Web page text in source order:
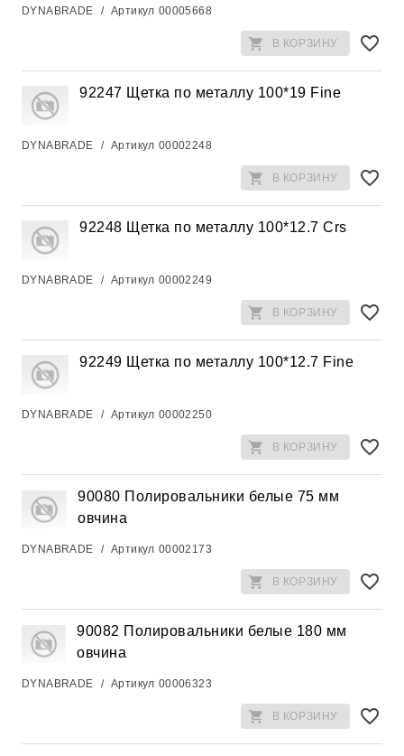
DYNABRADE / Артикул 00005668
В КОРЗИНУ
92247 Щетка по металлу 100*19 Fine
DYNABRADE / Артикул 00002248
В КОРЗИНУ
92248 Щетка по металлу 100*12.7 Crs
DYNABRADE / Артикул 00002249
В КОРЗИНУ
92249 Щетка по металлу 100*12.7 Fine
DYNABRADE / Артикул 00002250
В КОРЗИНУ
90080 Полировальники белые 75 мм
овчина
DYNABRADE / Артикул 00002173
В КОРЗИНУ
90082 Полировальники белые 180 мм
овчина
DYNABRADE / Артикул 00006323
В КОРЗИНУ